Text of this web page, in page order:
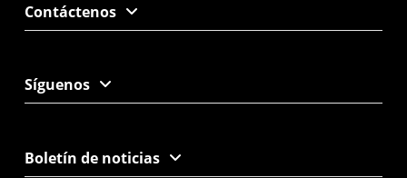
Contáctenos
Síguenos
Boletín de noticias